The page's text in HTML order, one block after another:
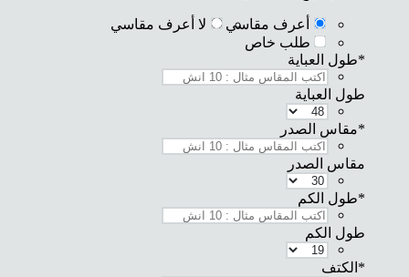
أعرف مقاسي
لا أعرف مقاسي
طلب خاص
*طول العباية
طول العباية
*مقاس الصدر
مقاس الصدر
*طول الكم
طول الكم
* الكتف